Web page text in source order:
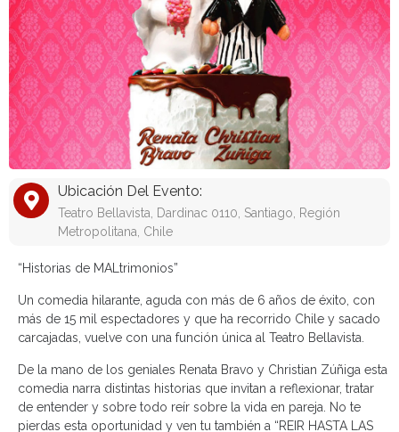
Ubicación Del Evento:
Teatro Bellavista, Dardinac 0110, Santiago, Región
Metropolitana, Chile
“Historias de MALtrimonios”
Un comedia hilarante, aguda con más de 6 años de éxito, con
más de 15 mil espectadores y que ha recorrido Chile y sacado
carcajadas, vuelve con una función única al Teatro Bellavista.
De la mano de los geniales Renata Bravo y Christian Zúñiga esta
comedia narra distintas historias que invitan a reflexionar, tratar
de entender y sobre todo reír sobre la vida en pareja. No te
pierdas esta oportunidad y ven tu también a “REIR HASTA LAS